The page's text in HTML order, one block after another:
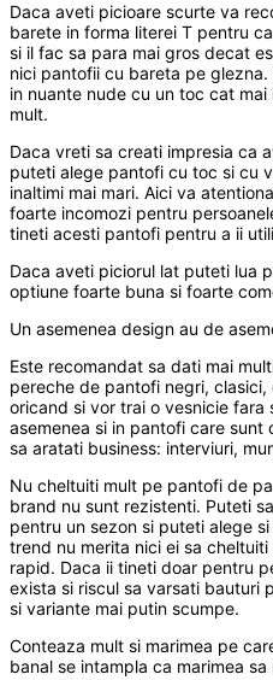
Daca aveti picioare scurte va
barete in forma literei T pentru
si il fac sa para mai gros decat
nici pantofii cu bareta pe
in nuante nude cu un toc cat
mult.
Daca vreti sa creati impresia ca
puteti alege pantofi cu toc si cu
inaltimi mai mari. Aici va
foarte incomozi pentru
tineti acesti pantofi pentru a ii
Daca aveti piciorul lat puteti lua
optiune foarte buna si foarte
Un asemenea design au de
Este recomandat sa dati mai
pereche de pantofi negri,
oricand si vor trai o vesnicie
asemenea si in pantofi care
sa aratati business: interviuri,
Nu cheltuiti mult pe pantofi de
brand nu sunt rezistenti. Puteti
pentru un sezon si puteti alege
trend nu merita nici ei sa
rapid. Daca ii tineti doar pentru
exista si riscul sa varsati bauturi
si variante mai putin scumpe.
Conteaza mult si marimea pe
banal se intampla ca marimea